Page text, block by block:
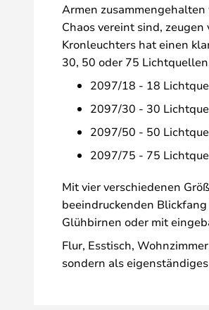
Armen
Chaos vereint sind,
Kronleuchters hat einen
30, 50 oder 75
2097/18 - 18
2097/30 - 30
2097/50 - 50
2097/75 - 75
Mit vier verschiedenen
beeindruckenden
Glühbirnen oder mit
Flur, Esstisch,
sondern als